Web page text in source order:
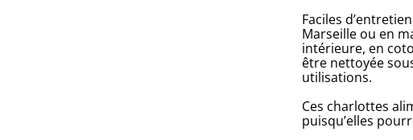
Faciles
Marseille ou en
intérieure, en
être nettoyée
utilisations.
Ces charlottes
puisqu’elles